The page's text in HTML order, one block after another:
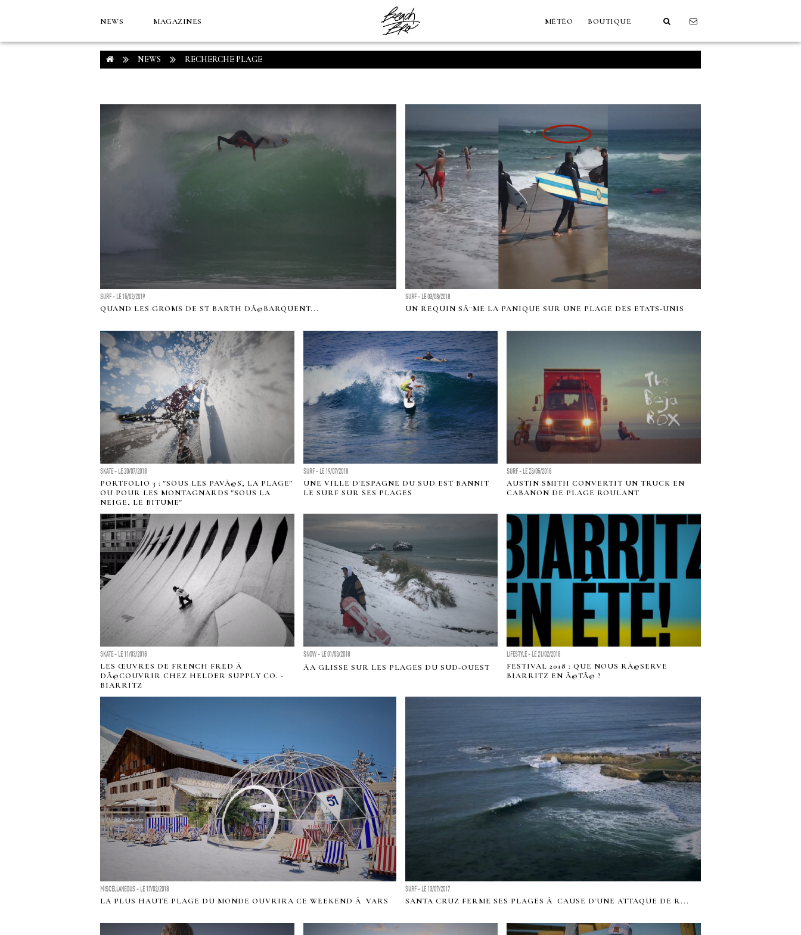
NEWS MAGAZINES MÉTÉO BOUTIQUE
NEWS RECHERCHE PLAGE
SURF - LE 15/02/2019
QUAND LES GROMS DE ST BARTH DÃ©BARQUENT...
SURF - LE 03/08/2018
UN REQUIN SÃ¨ME LA PANIQUE SUR UNE PLAGE DES ETATS-UNIS
SKATE - LE 20/07/2018
PORTFOLIO 3 : "SOUS LES PAVÃ©S, LA PLAGE"
OU POUR LES MONTAGNARDS "SOUS LA
NEIGE, LE BITUME"
SURF - LE 19/07/2018
UNE VILLE D'ESPAGNE DU SUD EST BANNIT
LE SURF SUR SES PLAGES
SURF - LE 23/05/2018
AUSTIN SMITH CONVERTIT UN TRUCK EN
CABANON DE PLAGE ROULANT
SKATE - LE 11/03/2018
LES ŒUVRES DE FRENCH FRED Ã
DÃ©COUVRIR CHEZ HELDER SUPPLY CO. -
BIARRITZ
SNOW - LE 01/03/2018
ÃA GLISSE SUR LES PLAGES DU SUD-OUEST
LIFESTYLE - LE 21/02/2018
FESTIVAL 2018 : QUE NOUS RÃ©SERVE
BIARRITZ EN Ã©TÃ© ?
MISCELLANEOUS - LE 17/02/2018
LA PLUS HAUTE PLAGE DU MONDE OUVRIRA CE WEEKEND Ã VARS
SURF - LE 13/07/2017
SANTA CRUZ FERME SES PLAGES Ã CAUSE D'UNE ATTAQUE DE R...